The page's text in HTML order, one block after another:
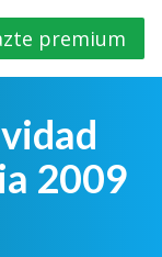
premium
2009